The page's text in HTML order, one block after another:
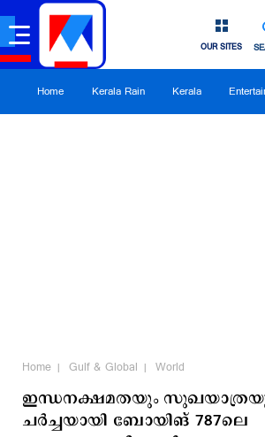
OUR SITES
Home Kerala Rain Kerala
Home Gulf & Global World
ഇന്ധനക്ഷമതയും
ച‍‍ര്‍ച്ചയായി ബോയിങ് 787ലെ